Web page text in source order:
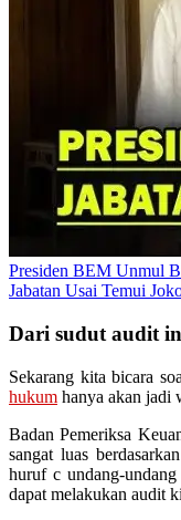
Presiden BEM Unmul
Jabatan Usai Temui
Dari sudut audit
Sekarang kita bicara
hukum hanya akan jadi
Badan Pemeriksa
sangat luas
huruf c undang-
dapat melakukan audit